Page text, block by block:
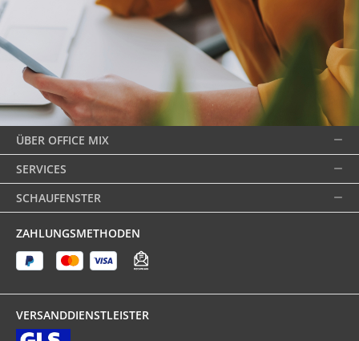
ÜBER OFFICE MIX
SERVICES
SCHAUFENSTER
ZAHLUNGSMETHODEN
VERSANDDIENSTLEISTER